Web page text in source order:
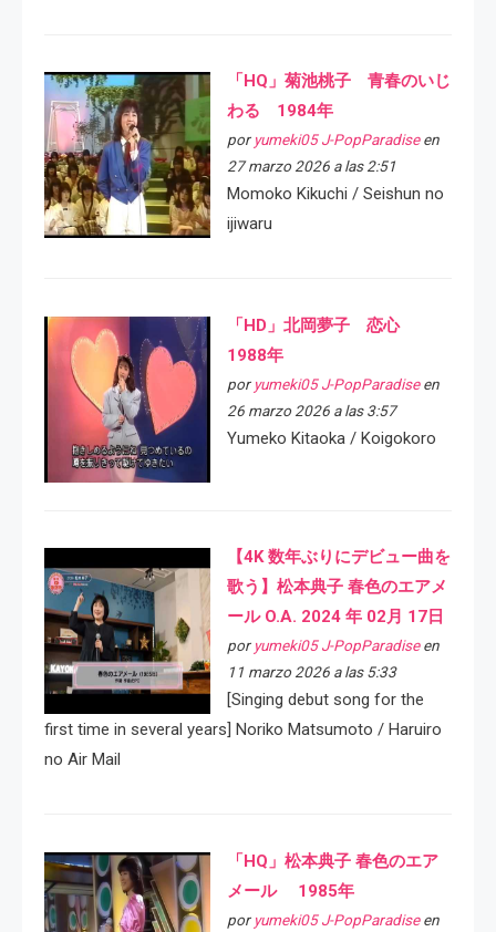
「HQ」菊池桃子 青春のいじ
わる 1984年
por yumeki05 J-PopParadiseen
27 marzo 2026 a las 2:51
Momoko Kikuchi / Seishun no
ijiwaru
「HD」北岡夢子 恋心
1988年
por yumeki05 J-PopParadiseen
26 marzo 2026 a las 3:57
Yumeko Kitaoka / Koigokoro
【4K 数年ぶりにデビュー曲を
歌う】松本典子 春色のエアメ
ール O.A. 2024 年 02月 17日
por yumeki05 J-PopParadiseen
11 marzo 2026 a las 5:33
[Singing debut song for the
first time in several years] Noriko Matsumoto / Haruiro
no Air Mail
「HQ」松本典子 春色のエア
メール 1985年
por yumeki05 J-PopParadiseen